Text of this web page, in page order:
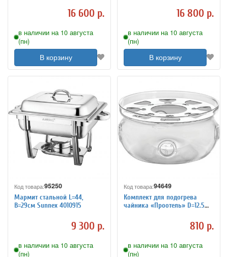
16 600 р.
в наличии на 10 августа
(пн)
В корзину
16 800 р.
в наличии на 10 августа
(пн)
В корзину
Код товара:95250
Мармит стальной L=44,
B=29см Sunnex 4010915
9 300 р.
в наличии на 10 августа
(пн)
Код товара:94649
Комплект для подогрева
чайника «Проотель» D=12.5
810 р.
в наличии на 10 августа
(пн)